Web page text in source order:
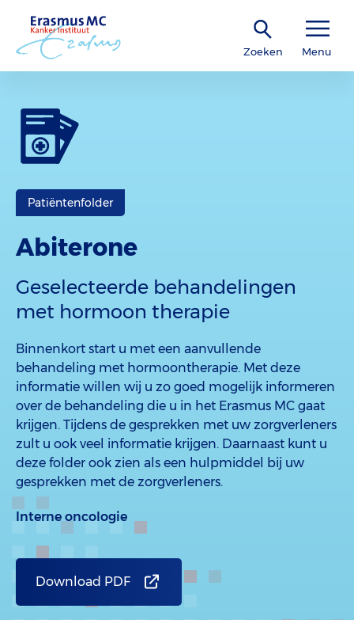
Zoeken Menu
Patiëntenfolder
Abiterone
Geselecteerde behandelingen
met hormoon therapie
Binnenkort start u met een aanvullende
behandeling met hormoontherapie. Met deze
informatie willen wij u zo goed mogelijk informeren
over de behandeling die u in het Erasmus MC gaat
krijgen. Tijdens de gesprekken met uw zorgverleners
zult u ook veel informatie krijgen. Daarnaast kunt u
deze folder ook zien als een hulpmiddel bij uw
gesprekken met de zorgverleners.
Interne oncologie
Download PDF